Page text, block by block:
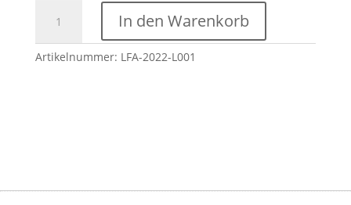
FineArt
-
In den Warenkorb
Artikelnummer: LFA-2022-L001